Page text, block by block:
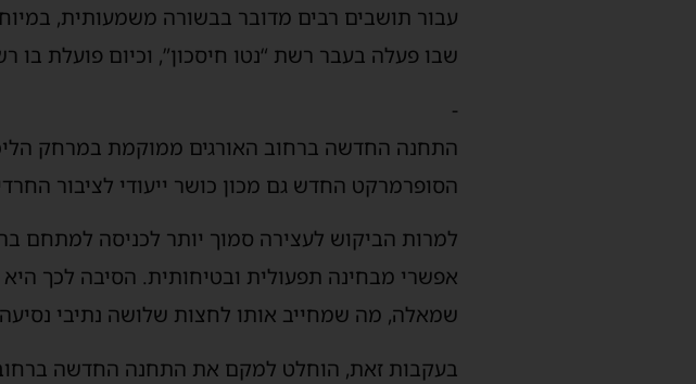
עבור תושבים רבים מדובר בבשורה משמעותית,
שבו פעלה בעבר רשת “נטו חיסכון”, וכיום פועלת בו רשת “רשת 100” ועסקים נוספים
-
הסופרמרקט החדש גם מכון כושר ייעודי לציבור
למרות הביקוש לעצירה סמוך יותר לכניסה למתחם
אפשרי מבחינה תפעולית ובטיחותית. הסיבה לכך
שמאלה, מה שמחייב אותו לחצות שלושה נתיבי
בעקבות זאת, הוחלט למקם את התחנה החדשה